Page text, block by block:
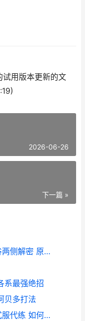
试用版本更新的文
2026-06-26
下一篇 »
原神踏鞴砂最下传送点左下方峡谷两侧解密 原神踏鞴砂下面的秘境
系最强绝招
贝多打法
如何成为一名合格的魔兽世界正式服代练 如何成为一名合格的员工